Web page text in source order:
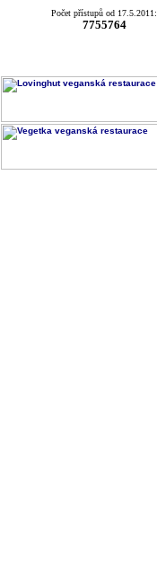
Počet přístupů od 17.5.2011:
7755764